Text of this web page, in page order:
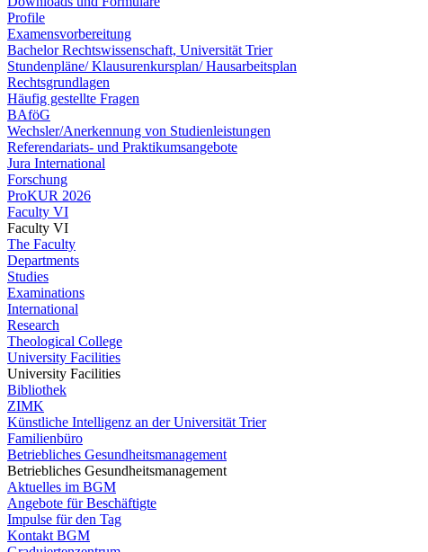
Profile
Examensvorbereitung
Bachelor Rechtswissenschaft, Universität Trier
Stundenpläne/ Klausurenkursplan/ Hausarbeitsplan
Rechtsgrundlagen
Häufig gestellte Fragen
BAföG
Wechsler/Anerkennung von Studienleistungen
Referendariats- und Praktikumsangebote
Jura International
Forschung
ProKUR 2026
Faculty VI
Faculty VI
The Faculty
Departments
Studies
Examinations
International
Research
Theological College
University Facilities
University Facilities
Bibliothek
ZIMK
Künstliche Intelligenz an der Universität Trier
Familienbüro
Betriebliches Gesundheitsmanagement
Betriebliches Gesundheitsmanagement
Aktuelles im BGM
Angebote für Beschäftigte
Impulse für den Tag
Kontakt BGM